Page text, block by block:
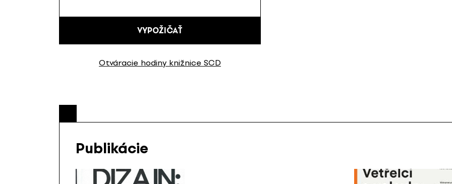
VYPOŽIČAŤ
Otváracie hodiny knižnice SCD
Publikácie